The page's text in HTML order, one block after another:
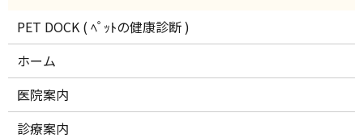
PET DOCK ( ﾍﾟｯﾄの健康診断 )
ホーム
医院案内
診療案内